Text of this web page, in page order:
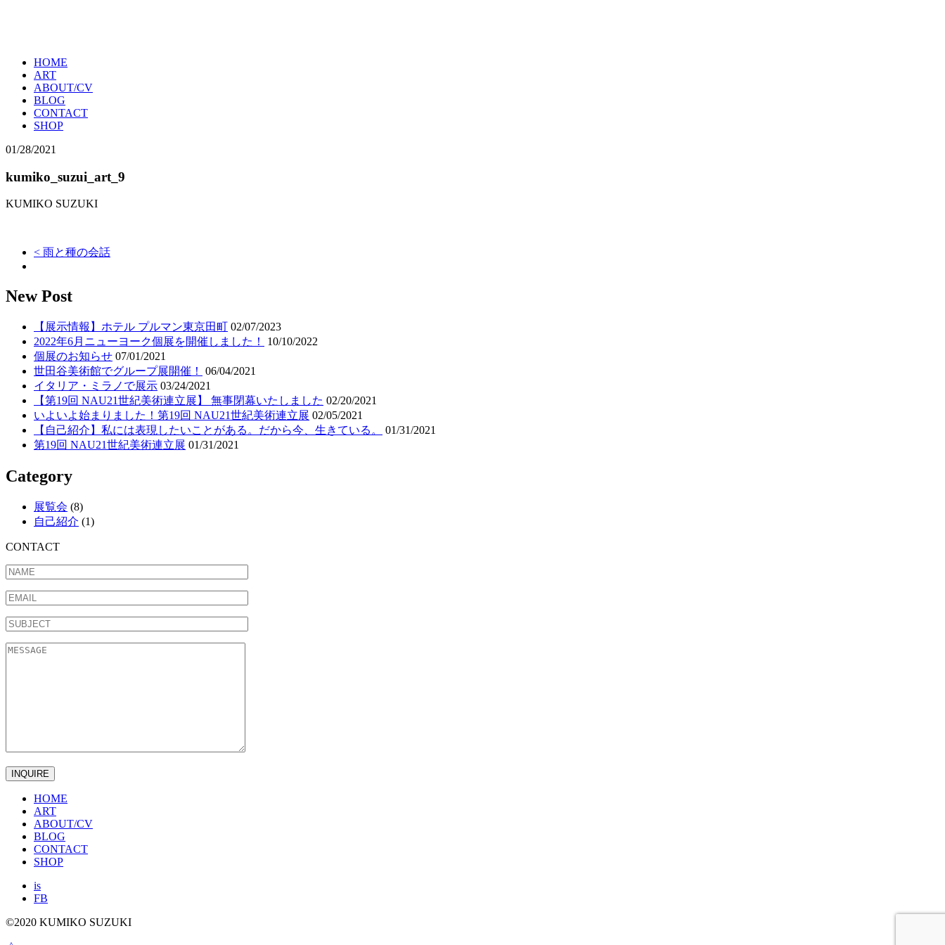
HOME
ART
ABOUT/CV
BLOG
CONTACT
SHOP
01/28/2021
kumiko_suzui_art_9
KUMIKO SUZUKI
< 雨と種の会話
New Post
【展示情報】ホテル プルマン東京田町 02/07/2023
2022年6月ニューヨーク個展を開催しました！
10/10/2022
個展のお知らせ 07/01/2021
世田谷美術館でグループ展開催！
06/04/2021
イタリア・ミラノで展示 03/24/2021
【第19回 NAU21世紀美術連立展】 無事閉幕いたしました 02/20/2021
いよいよ始まりました！第19回 NAU21世紀美術連立展 02/05/2021
【自己紹介】私には表現したいことがある。だから今、生きている。
01/31/2021
第19回 NAU21世紀美術連立展 01/31/2021
Category
展覧会 (8)
自己紹介 (1)
CONTACT
HOME
ART
ABOUT/CV
BLOG
CONTACT
SHOP
is
FB
©2020 KUMIKO SUZUKI